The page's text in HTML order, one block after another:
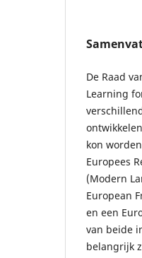
De Raad
Learning
kon
Europees
(Modern
European
en een
van beide
belangrijk